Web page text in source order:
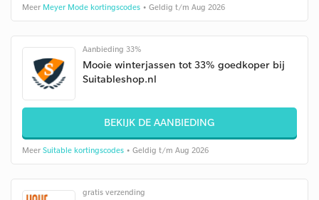
Meer Meyer Mode kortingscodes • Geldig t/m Aug 2026
Aanbieding 33%
Mooie winterjassen tot 33% goedkoper bij
Suitableshop.nl
BEKIJK DE AANBIEDING
Meer Suitable kortingscodes • Geldig t/m Aug 2026
gratis verzending